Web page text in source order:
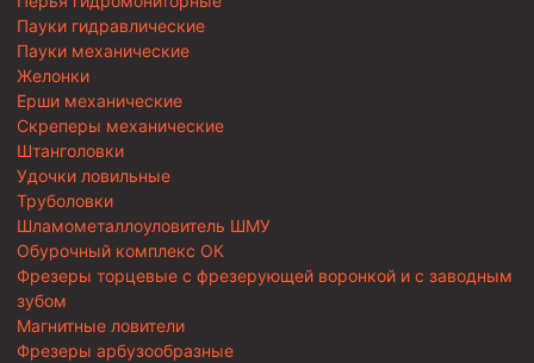
Пауки гидравлические
Пауки механические
Желонки
Ерши механические
Скреперы механические
Штанголовки
Удочки ловильные
Труболовки
Шламометаллоуловитель ШМУ
Обурочный комплекс ОК
Фрезеры торцевые с фрезерующей воронкой и с заводным
зубом
Магнитные ловители
Фрезеры арбузообразные